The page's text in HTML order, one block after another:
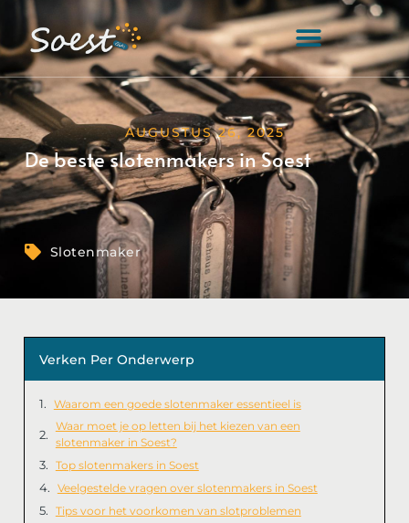
AUGUSTUS 26, 2025
De beste slotenmakers in Soest
Slotenmaker
Verken Per Onderwerp
Waarom een goede slotenmaker essentieel is
Waar moet je op letten bij het kiezen van een
slotenmaker in Soest?
Top slotenmakers in Soest
Veelgestelde vragen over slotenmakers in Soest
Tips voor het voorkomen van slotproblemen